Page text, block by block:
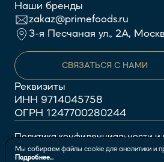
Наши бренды
zakaz@primefoods.ru
3-я Песчаная ул., 2А,
СВЯЗАТЬСЯ С НАМИ
Реквизиты
ИНН 9714045758
ОГРН 1247700280244
Политика конфиденциальности и
файлов cookie
Мы собираем файлы cookie для аналитики и
Подробнее...